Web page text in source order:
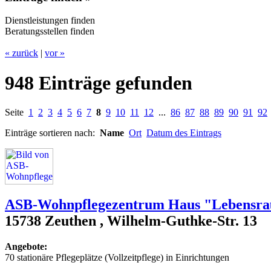
Dienstleistungen finden
Beratungsstellen finden
« zurück | vor »
948 Einträge gefunden
Seite 1 2 3 4 5 6 7 8 9 10 11 12 ... 86 87 88 89 90 91 92
Einträge sortieren nach: Name Ort Datum des Eintrags
ASB-Wohnpflegezentrum Haus
15738 Zeuthen , Wilhelm-Guthke-Str. 13
Angebote:
70 stationäre Pflegeplätze (Vollzeitpflege) in Einrichtungen